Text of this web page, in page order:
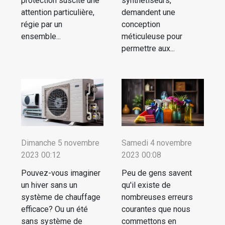
attention particulière,
régie par un
ensemble...
demandent une
conception
méticuleuse pour
permettre aux...
Dimanche 5 novembre
2023 00:12
Pouvez-vous imaginer
un hiver sans un
système de chauffage
efficace? Ou un été
sans système de
Samedi 4 novembre
2023 00:08
Peu de gens savent
qu'il existe de
nombreuses erreurs
courantes que nous
commettons en